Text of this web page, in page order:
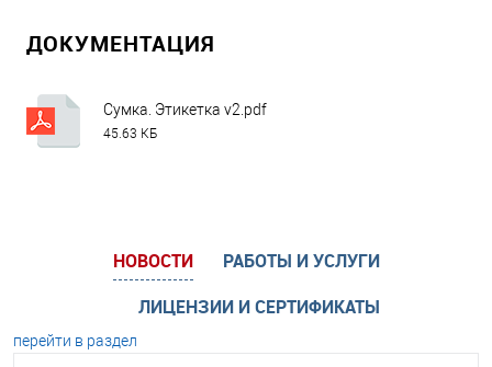
ДОКУМЕНТАЦИЯ
Сумка. Этикетка v2.pdf
45.63 КБ
НОВОСТИ
РАБОТЫ И УСЛУГИ
ЛИЦЕНЗИИ И СЕРТИФИКАТЫ
перейти в раздел